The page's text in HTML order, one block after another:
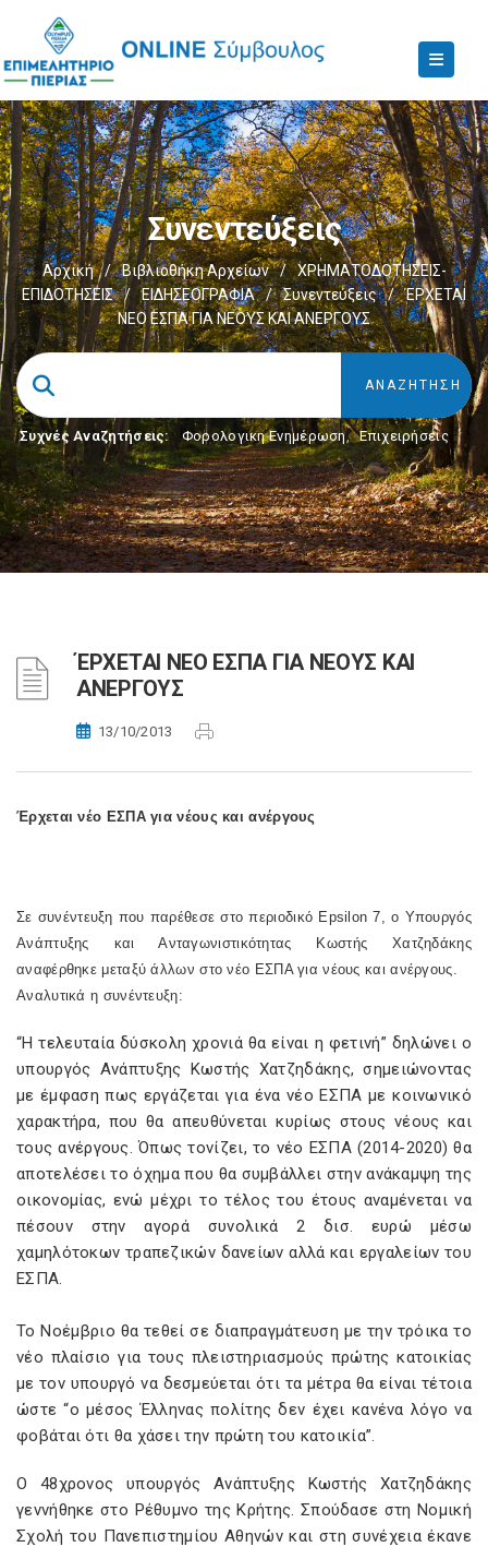
Συνεντεύξεις
Αρχική / Βιβλιοθήκη Αρχείων /
ΧΡΗΜΑΤΟΔΟΤΗΣΕΙΣ-
ΕΠΙΔΟΤΗΣΕΙΣ
/ ΕΙΔΗΣΕΟΓΡΑΦΙΑ / Συνεντεύξεις /
ΈΡΧΕΤΑΙ
ΝΕΟ ΕΣΠΑ ΓΙΑ ΝΕΟΥΣ ΚΑΙ ΑΝΕΡΓΟΥΣ
Συχνές Αναζητήσεις: Φορολογικη Ενημέρωση, Επιχειρήσεις
ΈΡΧΕΤΑΙ ΝΕΟ ΕΣΠΑ ΓΙΑ ΝΕΟΥΣ ΚΑΙ
ΑΝΕΡΓΟΥΣ
13/10/2013
Έρχεται νέο ΕΣΠΑ για νέους και ανέργους
Σε συνέντευξη που παρέθεσε στο περιοδικό Epsilon 7, ο Υπουργός
Ανάπτυξης και Ανταγωνιστικότητας Κωστής Χατζηδάκης
αναφέρθηκε μεταξύ άλλων στο νέο ΕΣΠΑ για νέους και ανέργους.
Αναλυτικά η συνέντευξη:
“Η τελευταία δύσκολη χρονιά θα είναι η φετινή” δηλώνει ο
υπουργός Ανάπτυξης Κωστής Χατζηδάκης, σημειώνοντας
με έμφαση πως εργάζεται για ένα νέο ΕΣΠΑ με κοινωνικό
χαρακτήρα, που θα απευθύνεται κυρίως στους νέους και
τους ανέργους. Όπως τονίζει, το νέο ΕΣΠΑ (2014-2020) θα
αποτελέσει το όχημα που θα συμβάλλει στην ανάκαμψη της
οικονομίας, ενώ μέχρι το τέλος του έτους αναμένεται να
πέσουν στην αγορά συνολικά 2 δισ. ευρώ μέσω
χαμηλότοκων τραπεζικών δανείων αλλά και εργαλείων του
ΕΣΠΑ.
Το Νοέμβριο θα τεθεί σε διαπραγμάτευση με την τρόικα το
νέο πλαίσιο για τους πλειστηριασμούς πρώτης κατοικίας
με τον υπουργό να δεσμεύεται ότι τα μέτρα θα είναι τέτοια
ώστε “ο μέσος Έλληνας πολίτης δεν έχει κανένα λόγο να
φοβάται ότι θα χάσει την πρώτη του κατοικία”.
Ο 48χρονος υπουργός Ανάπτυξης Κωστής Χατζηδάκης
γεννήθηκε στο Ρέθυμνο της Κρήτης. Σπούδασε στη Νομική
Σχολή του Πανεπιστημίου Αθηνών και στη συνέχεια έκανε